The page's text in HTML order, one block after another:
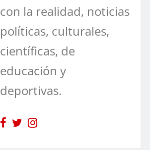
con la realidad, noticias
políticas, culturales,
científicas, de
educación y
deportivas.